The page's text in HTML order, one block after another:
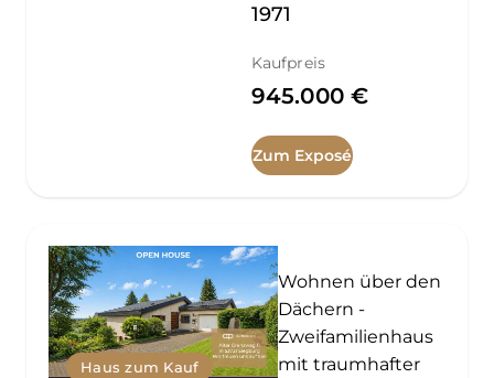
1971
Kaufpreis
945.000 €
Zum Exposé
Haus zum Kauf
Wohnen über den
Dächern -
Zweifamilienhaus
mit traumhafter